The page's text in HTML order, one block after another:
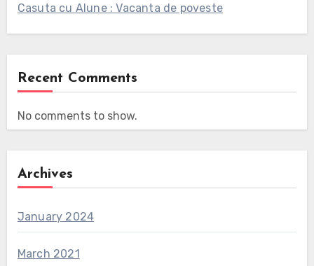
Casuta cu Alune : Vacanta de poveste
Recent Comments
No comments to show.
Archives
January 2024
March 2021